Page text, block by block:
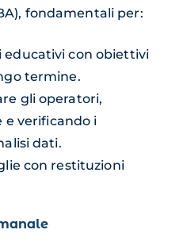
fondamentali per:
con obiettivi
termine.
gli operatori,
e verificando i
dati.
con restituzioni